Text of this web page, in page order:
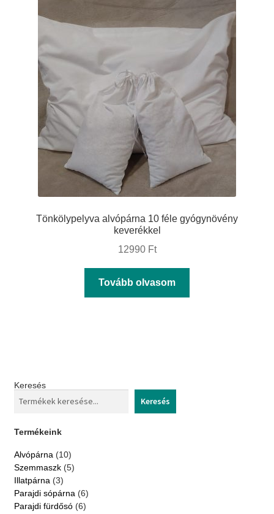
van.
változatok
termékoldalon
választhatók
ki
Tönkölypelyva alvópárna 10 féle gyógynövény
keverékkel
12990 Ft
Tovább olvasom
Keresés
Keresés
Termékeink
Alvópárna 1010
termék
Szemmaszk 55
termék
Illatpárna 33
termék
Parajdi sópárna 66
termék
Parajdi fürdősó 66
termék